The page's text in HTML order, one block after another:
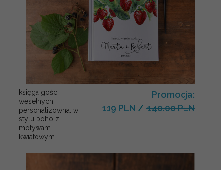
księga gości
weselnych
personalizowna, w
stylu boho z
motywam
kwiatowym
Promocja:
119 PLN / 140.00 PLN